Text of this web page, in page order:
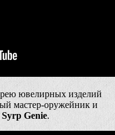
ювелирных изделий
мастер-оружейник и
Syrp Genie.